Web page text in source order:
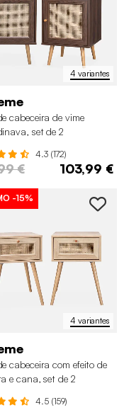
4 variantes
cabeceira de vime
set de 2
4.3 (172)
€ 103,99 €
4 variantes
-15%
cabeceira com efeito de
e cana, set de 2
4.5 (159)